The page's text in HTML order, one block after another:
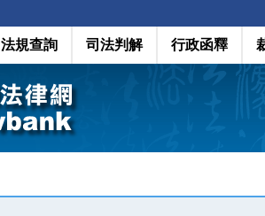
法規查詢 司法判解 行政函釋